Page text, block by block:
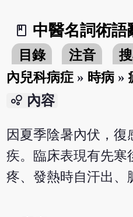
book_2
中醫名詞術語
目錄 注音
內兒科病症 » 時病 »
bubble_chart 內容
因夏季陰暑內伏，
疾。臨床表現有先寒
疼、發熱時自汗出、